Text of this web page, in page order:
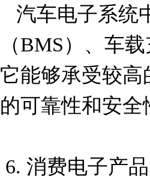
（BMS）、车
它能够承受较
的可靠性和安全